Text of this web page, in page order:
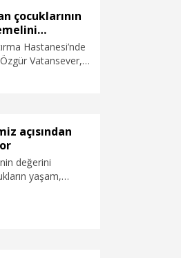
çocuklarının
Hastanesi’nde
Vatansever,
da kendiliğinden
Çocuğun
ve bunu
geçiliyor. Aileler
olmadan
temellerini
açısından
değerini
yaşam,
belirterek,